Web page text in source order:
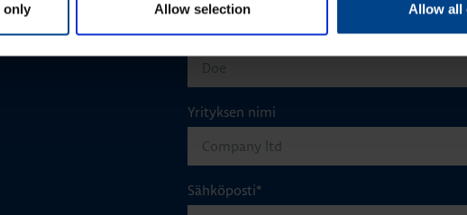
only Allow selection Allow all
Otathan yhtettä
Sukunimi*
Yrityksen nimi
Sähköposti*